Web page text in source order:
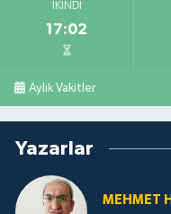
İKINDI
17:02
Aylık Vakitler
Yazarlar
MEHMET